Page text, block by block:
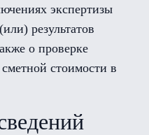
экспертизы
результатов
о проверке
стоимости в